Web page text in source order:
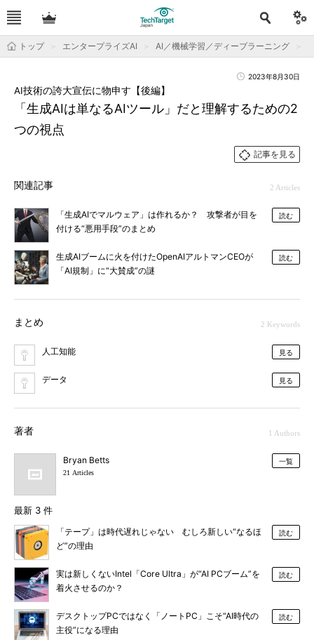
トップ エンタープライズAI AI／機械学習／ディープラーニング
2023年8月30日
「生成AIは単なるAIツール」だと理解するための2
つの視点
AI技術の誇大宣伝に物申す【後編】
記事を見る
関連記事 2 Articles
「生成AIでマルウェア」は作れるか？ 攻撃者が目を
付ける“悪用手段”のまとめ
読む
生成AIブームに火を付けたOpenAIアルトマンCEOが
「AI規制」に“大賛成”の謎
読む
まとめ 2 Keywords
人工知能 見る
データ 見る
著者 1 Authors
Bryan Betts
21 Articles
一覧
最新 3 件
「テープ」は時代遅れじゃない むしろ新しい“なるほ
ど”の理由
読む
実は新しくないIntel「Core Ultra」が“AI PCブーム”を
着火させるのか？
読む
デスクトップPCではなく「ノートPC」こそ“AI時代の
主役”になる理由
読む